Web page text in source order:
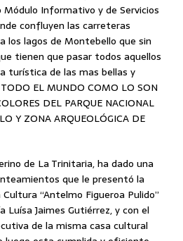
Informativo y de Servicios
confluyen las carreteras
los lagos de Montebello que sin
tienen que pasar todos aquellos
turística de las mas bellas y
EL MUNDO COMO LO SON
DEL PARQUE NACIONAL
Y ZONA ARQUEOLÓGICA DE
de La Trinitaria, ha dado una
que le presentó la
“Antelmo Figueroa Pulido”
Luísa Jaimes Gutiérrez, y con el
de la misma casa cultural